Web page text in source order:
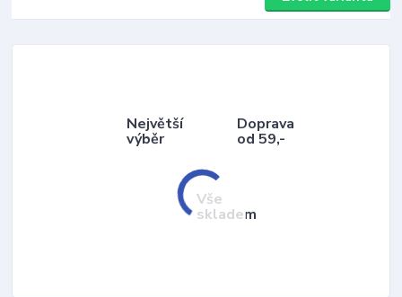
Největší
výběr
Doprava
od 59,-
Vše
skladem